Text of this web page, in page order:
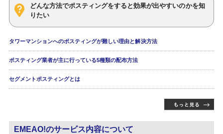
どんな方法でポスティングをすると効果が出やすいのかを知
りたい
タワーマンションへのポスティングが難しい理由と解決方法
ポスティング業者が主に行っている5種類の配布方法
セグメントポスティングとは
EMEAO!のサービス内容について